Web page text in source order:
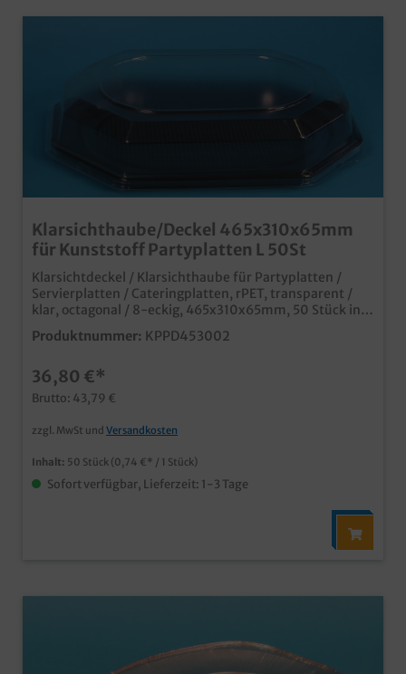
Klarsichthaube/Deckel 465x310x65mm
für Kunststoff Partyplatten L 50St
Klarsichtdeckel / Klarsichthaube für Partyplatten /
Servierplatten / Cateringplatten, rPET, transparent /
klar, octagonal / 8-eckig, 465x310x65mm, 50 Stück in
recyceltem und wieder recycelbarem rPET Material in
im Catering und Partyservice
Produktnummer: KPPD453002
36,80 €*
Brutto: 43,79 €
zzgl. MwSt und Versandkosten
Inhalt: 50 Stück (0,74 €* / 1 Stück)
Sofort verfügbar, Lieferzeit: 1-3 Tage